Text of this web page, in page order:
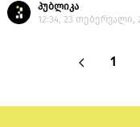
პუბლიკა
12:34, 23 თებერვალი,
1